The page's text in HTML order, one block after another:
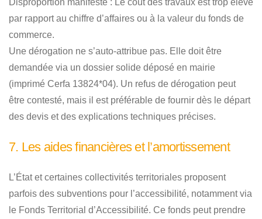
Disproportion manifeste : Le coût des travaux est trop élevé
par rapport au chiffre d’affaires ou à la valeur du fonds de
commerce.
Une dérogation ne s’auto-attribue pas. Elle doit être
demandée via un dossier solide déposé en mairie
(imprimé Cerfa 13824*04). Un refus de dérogation peut
être contesté, mais il est préférable de fournir dès le départ
des devis et des explications techniques précises.
7. Les aides financières et l’amortissement
L’État et certaines collectivités territoriales proposent
parfois des subventions pour l’accessibilité, notamment via
le Fonds Territorial d’Accessibilité. Ce fonds peut prendre